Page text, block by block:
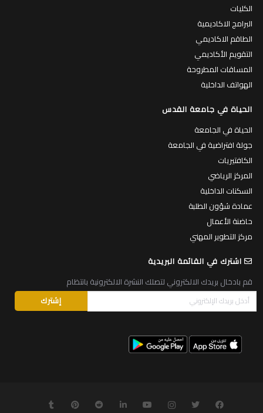
الكليات
البرامج الاكاديمية
الطاقم الاكاديمي
التقويم الأكاديمي
المساقات المطروحة
الهواتف الداخلية
الحياة في جامعة القدس
الحياة في الجامعة
جولة افتراضية في الجامعة
الكافتيريات
المركز الرياضي
السكنات الداخلية
عمادة شؤون الطلبة
حاضنة الأعمال
مركز التطوير المهني
اشترك في القائمة البريدية
قم بادخال بريدك الالكتروني لتصلك النشرة الالكترونية بانتظام